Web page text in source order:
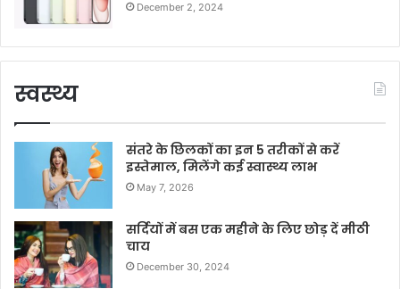
December 2, 2024
स्वस्थ्य
संतरे के छिलकों का इन 5 तरीकों से करें
इस्तेमाल, मिलेंगे कई स्वास्थ्य लाभ
May 7, 2026
सर्दियों में बस एक महीने के लिए छोड़ दें मीठी
चाय
December 30, 2024